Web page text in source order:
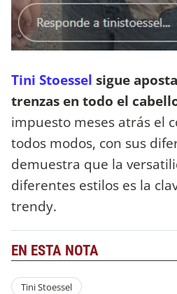
Tini Stoessel sigue
trenzas en todo el
impuesto meses atrás el
todos modos, con sus
demuestra que la
diferentes estilos es la
trendy.
EN ESTA NOTA
Tini Stoessel